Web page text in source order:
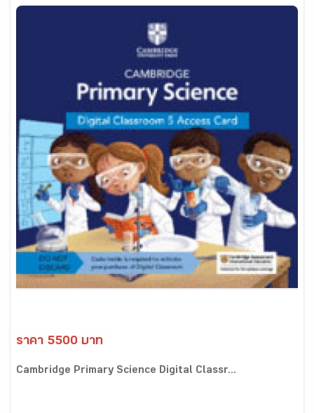
ราคา 5500 บาท
Cambridge Primary Science Digital Classr...